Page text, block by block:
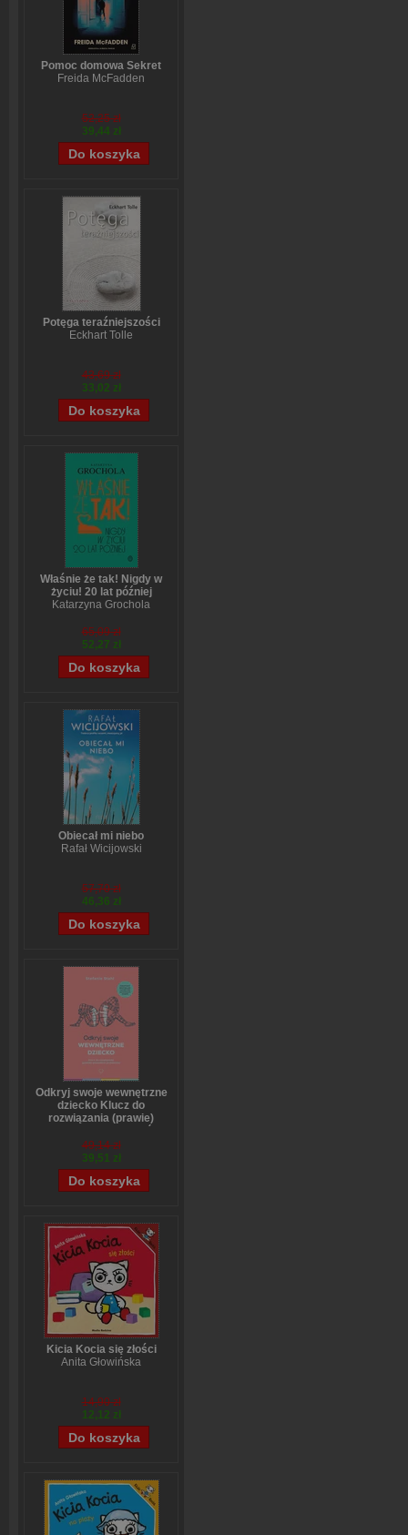
Pomoc domowa Sekret
Freida McFadden
52,25 zł
39,44 zł
Potęga teraźniejszości
Eckhart Tolle
43,69 zł
33,02 zł
Właśnie że tak! Nigdy w
życiu! 20 lat później
Katarzyna Grochola
65,09 zł
52,27 zł
Obiecał mi niebo
Rafał Wicijowski
57,70 zł
46,36 zł
Odkryj swoje wewnętrzne
dziecko Klucz do
rozwiązania (prawie)
Stefanie Stahl
49,14 zł
39,51 zł
Kicia Kocia się złości
Anita Głowińska
14,90 zł
12,12 zł